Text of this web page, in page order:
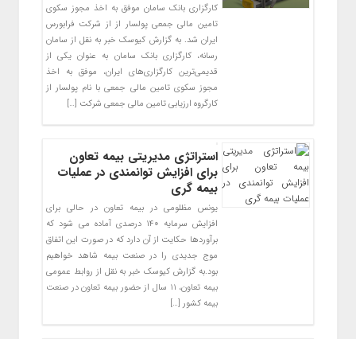
کارگزاری بانک سامان موفق به اخذ مجوز سکوی
تامین مالی جمعی پولسار از از شرکت فرابورس
ایران شد. به گزارش کیوسک خبر به نقل از سامان
رسانه، کارگزاری بانک سامان به عنوان یکی از
قدیمی‌ترین کارگزاری‌های ایران، موفق به اخذ
مجوز سکوی تامین مالی جمعی با نام پولسار از
کارگروه ارزیابی تامین مالی جمعی شرکت […]
استراتژی مدیریتی بیمه تعاون
برای افزایش توانمندی در عملیات
بیمه گری
یونس مظلومی در بیمه تعاون در حالی برای
افزایش سرمایه ۱۴۰ درصدی آماده می شود که
برآوردها حکایت از آن دارد که در صورت این اتفاق
موج جدیدی را در صنعت بیمه شاهد خواهیم
بود.به گزارش کیوسک خبر به نقل از روابط عمومی
بیمه تعاون، ۱۱ سال از حضور بیمه تعاون در صنعت
بیمه کشور […]